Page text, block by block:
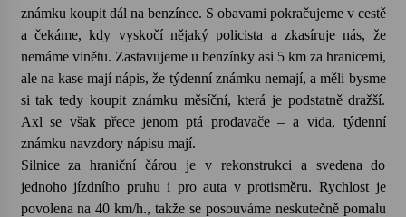
známku koupit dál na benzínce. S obavami pokračujeme v cestě
a čekáme, kdy vyskočí nějaký policista a zkasíruje nás, že
nemáme vinětu. Zastavujeme u benzínky asi 5 km za hranicemi,
ale na kase mají nápis, že týdenní známku nemají, a měli bysme
si tak tedy koupit známku měsíční, která je podstatně dražší.
Axl se však přece jenom ptá prodavače – a vida, týdenní
známku navzdory nápisu mají.
Silnice za hraniční čárou je v rekonstrukci a svedena do
jednoho jízdního pruhu i pro auta v protisměru. Rychlost je
povolena na 40 km/h., takže se posouváme neskutečně pomalu